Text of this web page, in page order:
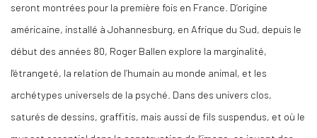
seront montrées pour la première fois en France. D’origine
américaine, installé à Johannesburg, en Afrique du Sud, depuis le
début des années 80, Roger Ballen explore la marginalité,
l'étrangeté, la relation de l’humain au monde animal, et les
archétypes universels de la psyché. Dans des univers clos,
saturés de dessins, graffitis, mais aussi de fils suspendus, et où le